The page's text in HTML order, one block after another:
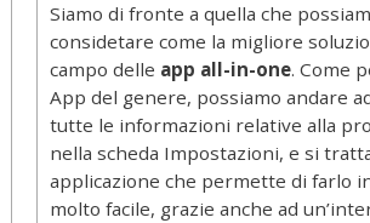
Siamo di fronte a quella che
considetare come la migliore
campo delle app all-in-one. Come
App del genere, possiamo andare
tutte le informazioni relative alla
nella scheda Impostazioni, e si
applicazione che permette di farlo
molto facile, grazie anche ad